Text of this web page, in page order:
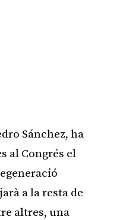
Sánchez, ha
al Congrés el
a la resta de
altres, una